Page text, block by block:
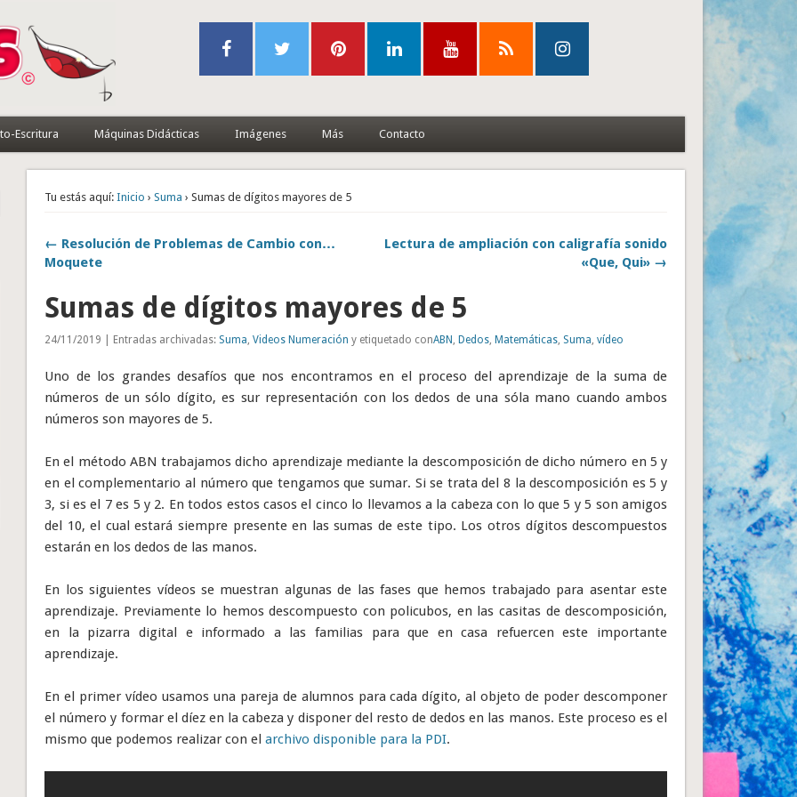
Escritura Máquinas Didácticas Imágenes Más Contacto
Tu estás aquí: Inicio ›Suma › Sumas de dígitos mayores de 5
← Resolución de Problemas de Cambio con…
Moquete
Lectura de ampliación con caligrafía sonido
«Que, Qui» →
Sumas de dígitos mayores de 5
24/11/2019 | Entradas archivadas: Suma,Videos Numeración y etiquetado conABN,Dedos,Matemáticas, Suma,vídeo
Uno de los grandes desafíos que nos encontramos en el proceso del aprendizaje de la suma de
números de un sólo dígito, es sur representación con los dedos de una sóla mano cuando ambos
números son mayores de 5.
En el método ABN trabajamos dicho aprendizaje mediante la descomposición de dicho número en 5 y
en el complementario al número que tengamos que sumar. Si se trata del 8 la descomposición es 5 y
3, si es el 7 es 5 y 2. En todos estos casos el cinco lo llevamos a la cabeza con lo que 5 y 5 son amigos
del 10, el cual estará siempre presente en las sumas de este tipo. Los otros dígitos descompuestos
estarán en los dedos de las manos.
En los siguientes vídeos se muestran algunas de las fases que hemos trabajado para asentar este
aprendizaje. Previamente lo hemos descompuesto con policubos, en las casitas de descomposición,
en la pizarra digital e informado a las familias para que en casa refuercen este importante
aprendizaje.
En el primer vídeo usamos una pareja de alumnos para cada dígito, al objeto de poder descomponer
el número y formar el díez en la cabeza y disponer del resto de dedos en las manos. Este proceso es el
mismo que podemos realizar con elarchivo disponible para la PDI.